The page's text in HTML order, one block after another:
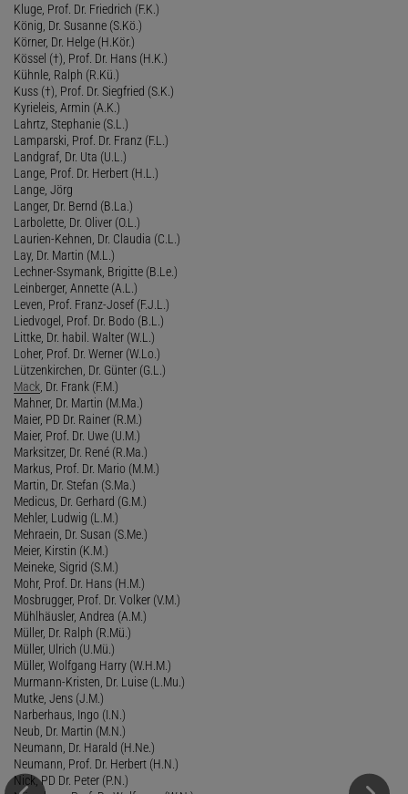
Kluge, Prof. Dr. Friedrich (F.K.)
König, Dr. Susanne (S.Kö.)
Körner, Dr. Helge (H.Kör.)
Kössel (†), Prof. Dr. Hans (H.K.)
Kühnle, Ralph (R.Kü.)
Kuss (†), Prof. Dr. Siegfried (S.K.)
Kyrieleis, Armin (A.K.)
Lahrtz, Stephanie (S.L.)
Lamparski, Prof. Dr. Franz (F.L.)
Landgraf, Dr. Uta (U.L.)
Lange, Prof. Dr. Herbert (H.L.)
Lange, Jörg
Langer, Dr. Bernd (B.La.)
Larbolette, Dr. Oliver (O.L.)
Laurien-Kehnen, Dr. Claudia (C.L.)
Lay, Dr. Martin (M.L.)
Lechner-Ssymank, Brigitte (B.Le.)
Leinberger, Annette (A.L.)
Leven, Prof. Franz-Josef (F.J.L.)
Liedvogel, Prof. Dr. Bodo (B.L.)
Littke, Dr. habil. Walter (W.L.)
Loher, Prof. Dr. Werner (W.Lo.)
Lützenkirchen, Dr. Günter (G.L.)
Mack , Dr. Frank (F.M.)
Mahner, Dr. Martin (M.Ma.)
Maier, PD Dr. Rainer (R.M.)
Maier, Prof. Dr. Uwe (U.M.)
Marksitzer, Dr. René (R.Ma.)
Markus, Prof. Dr. Mario (M.M.)
Martin, Dr. Stefan (S.Ma.)
Medicus, Dr. Gerhard (G.M.)
Mehler, Ludwig (L.M.)
Mehraein, Dr. Susan (S.Me.)
Meier, Kirstin (K.M.)
Meineke, Sigrid (S.M.)
Mohr, Prof. Dr. Hans (H.M.)
Mosbrugger, Prof. Dr. Volker (V.M.)
Mühlhäusler, Andrea (A.M.)
Müller, Dr. Ralph (R.Mü.)
Müller, Ulrich (U.Mü.)
Müller, Wolfgang Harry (W.H.M.)
Murmann-Kristen, Dr. Luise (L.Mu.)
Mutke, Jens (J.M.)
Narberhaus, Ingo (I.N.)
Neub, Dr. Martin (M.N.)
Neumann, Dr. Harald (H.Ne.)
Neumann, Prof. Dr. Herbert (H.N.)
Nick, PD Dr. Peter (P.N.)